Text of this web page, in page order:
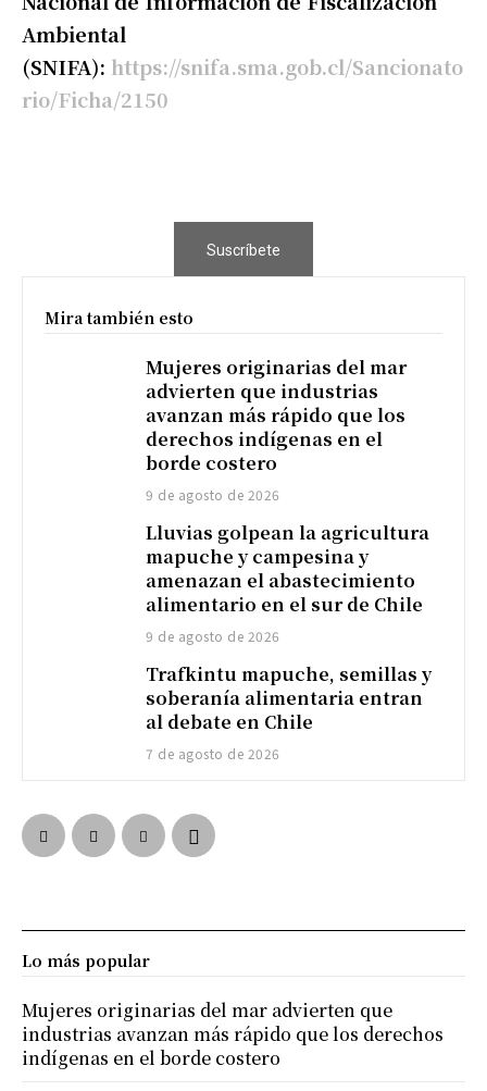
Ambiental
(SNIFA): https://snifa.sma.gob.cl/Sancionato
rio/Ficha/2150
Suscríbete
Mira también esto
Mujeres originarias del mar
advierten que industrias
avanzan más rápido que los
derechos indígenas en el
borde costero
9 de agosto de 2026
Lluvias golpean la agricultura
mapuche y campesina y
amenazan el abastecimiento
alimentario en el sur de Chile
9 de agosto de 2026
Trafkintu mapuche, semillas y
soberanía alimentaria entran
al debate en Chile
7 de agosto de 2026
Lo más popular
Mujeres originarias del mar advierten que
industrias avanzan más rápido que los derechos
indígenas en el borde costero